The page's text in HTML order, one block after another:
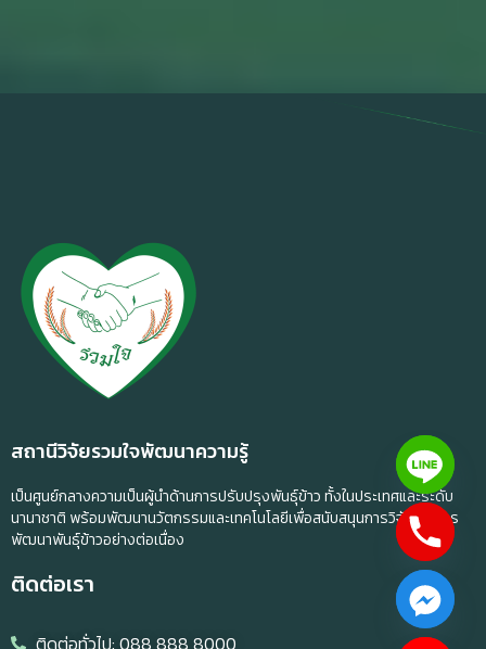
สถานีวิจัยรวมใจพัฒนาความรู้
เป็นศูนย์กลางความเป็นผู้นำด้านการปรับปรุงพันธุ์ข้าว ทั้งในประเทศและระดับ
นานาชาติ พร้อมพัฒนานวัตกรรมและเทคโนโลยีเพื่อสนับสนุนการวิจัยและการ
พัฒนาพันธุ์ข้าวอย่างต่อเนื่อง
ติดต่อเรา
ติดต่อทั่วไป: 088 888 8000